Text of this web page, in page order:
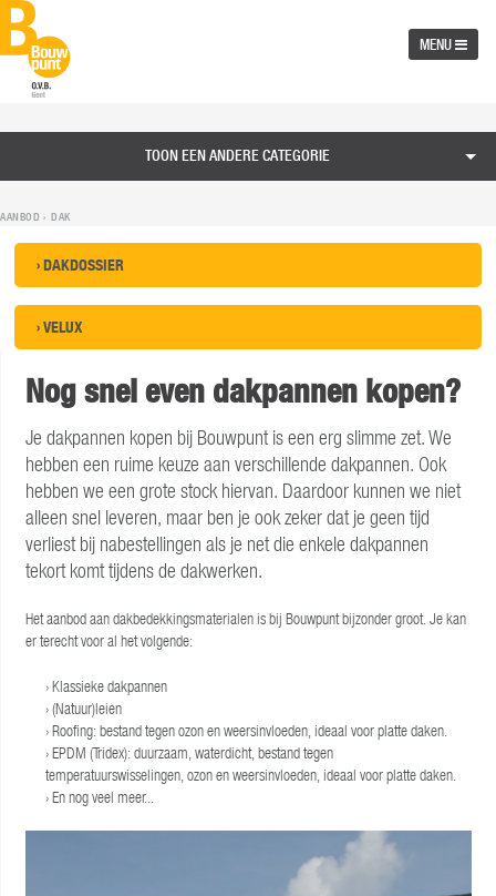
MENU
TOON EEN ANDERE CATEGORIE
AANBOD › DAK
› DAKDOSSIER
› VELUX
Nog snel even dakpannen kopen?
Je dakpannen kopen bij Bouwpunt is een erg slimme zet. We
hebben een ruime keuze aan verschillende dakpannen. Ook
hebben we een grote stock hiervan. Daardoor kunnen we niet
alleen snel leveren, maar ben je ook zeker dat je geen tijd
verliest bij nabestellingen als je net die enkele dakpannen
tekort komt tijdens de dakwerken.
Het aanbod aan dakbedekkingsmaterialen is bij Bouwpunt bijzonder groot. Je kan
er terecht voor al het volgende:
Klassieke dakpannen
(Natuur)leien
Roofing: bestand tegen ozon en weersinvloeden, ideaal voor platte daken.
EPDM (Tridex): duurzaam, waterdicht, bestand tegen
temperatuurswisselingen, ozon en weersinvloeden, ideaal voor platte daken.
En nog veel meer...